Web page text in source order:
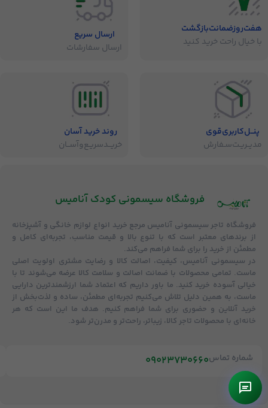
هفت‌روز‌ضمانت‌بازگشت
با خیال راحت خرید کنید
ارسال سریع
ارسال سفارشات
پنــل‌کاربری‌قوی
مدیــریـت‌سـفارش
روند خرید آسان
خریــد‌سریـع‌و‌آســان
فروشگاه‌ سیسمونی کودک آنامیس
فروشگاه تاجر سیسمونی آنامیس مرجع خرید انواع لوازم خانگی و آشپزخانه
از برندهای معتبر است که با تنوع بالا و قیمت مناسب، تجربه‌ای کامل و
مطمئن از خرید را برای شما فراهم می‌کند.
در سیسمونی آنامیس، کیفیت، اصالت کالا و رضایت مشتری اولویت اصلی
ماست. تمامی محصولات با ضمانت اصالت و سلامت کالا عرضه می‌شوند تا با
خیالی آسوده خرید کنید. ما باور داریم که اعتماد شما ارزشمندترین دارایی
ماست، به همین دلیل تلاش می‌کنیم تجربه‌ای مطمئن، ساده و لذت‌بخش از
خرید آنلاین و حضوری برای شما فراهم کنیم. هدف ما این است که هر
خانه‌ای با محصولات تاجر کالا، زیباتر، راحت‌تر و مدرن‌تر شود.
شماره تماس09023730660